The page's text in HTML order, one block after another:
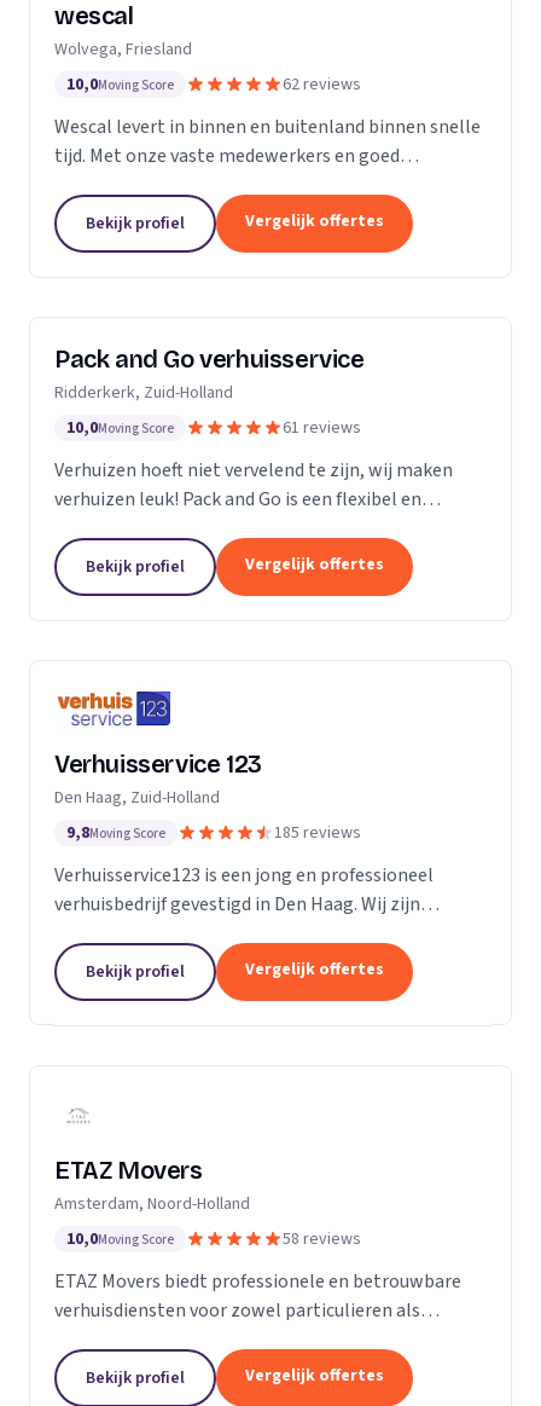
wescal
Wolvega, Friesland
10,0Moving Score 62 reviews
Wescal levert in binnen en buitenland binnen snelle
tijd. Met onze vaste medewerkers en goed
na wat we beloven. Door goede
kwaliteitsvoertuigen te...
Bekijk profiel Vergelijk offertes
Pack and Go verhuisservice
Ridderkerk, Zuid-Holland
10,0Moving Score 61 reviews
Verhuizen hoeft niet vervelend te zijn, wij maken
verhuizen leuk! Pack and Go is een flexibel en
al uw verhuizingen. Met ons team van...
Bekijk profiel Vergelijk offertes
Verhuisservice 123
Den Haag, Zuid-Holland
9,8Moving Score 185 reviews
Verhuisservice123 is een jong en professioneel
verhuisbedrijf gevestigd in Den Haag. Wij zijn
bieden een complete en zorgeloze verhuisservice.
Met een ervaren team werken wij efficiënt,
zorgvuldig en tegen transparante uurtarieven.
Bekijk profiel Vergelijk offertes
ETAZ Movers
Amsterdam, Noord-Holland
10,0Moving Score 58 reviews
ETAZ Movers biedt professionele en betrouwbare
verhuisdiensten voor zowel particulieren als
persoonlijke aanpak, zodat elke verhuizing efficiënt
en zonder stress verloopt. Ons team werkt
Bekijk profiel Vergelijk offertes